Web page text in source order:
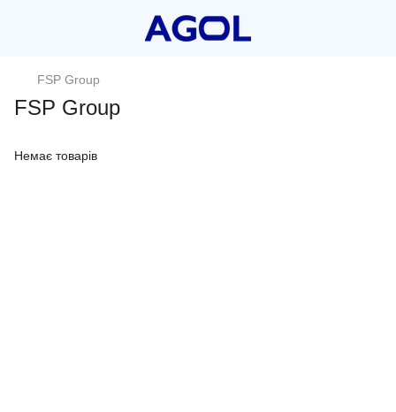
FSP Group
FSP Group
Немає товарів